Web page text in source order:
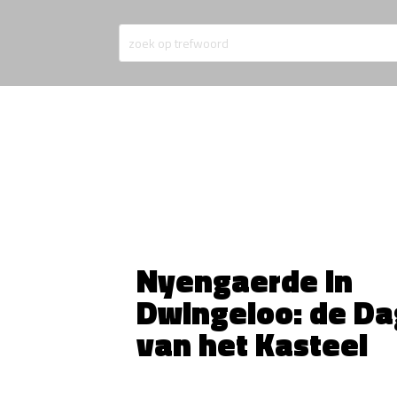
Nyengaerde in
Dwingeloo: de
van het Kasteel